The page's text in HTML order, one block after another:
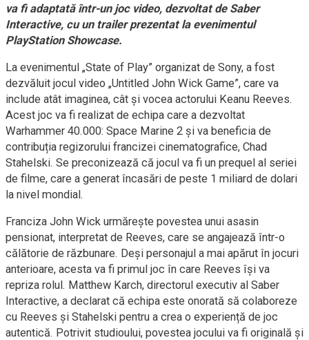
va fi adaptată într-un joc video, dezvoltat de Saber
Interactive, cu un trailer prezentat la evenimentul
PlayStation Showcase.
La evenimentul „State of Play” organizat de Sony, a fost
dezvăluit jocul video „Untitled John Wick Game”, care va
include atât imaginea, cât și vocea actorului Keanu Reeves.
Acest joc va fi realizat de echipa care a dezvoltat
Warhammer 40.000: Space Marine 2 și va beneficia de
contribuția regizorului francizei cinematografice, Chad
Stahelski. Se preconizează că jocul va fi un prequel al seriei
de filme, care a generat încasări de peste 1 miliard de dolari
la nivel mondial.
Franciza John Wick urmărește povestea unui asasin
pensionat, interpretat de Reeves, care se angajează într-o
călătorie de răzbunare. Deși personajul a mai apărut în jocuri
anterioare, acesta va fi primul joc în care Reeves își va
repriza rolul. Matthew Karch, directorul executiv al Saber
Interactive, a declarat că echipa este onorată să colaboreze
cu Reeves și Stahelski pentru a crea o experiență de joc
autentică. Potrivit studioului, povestea jocului va fi originală și